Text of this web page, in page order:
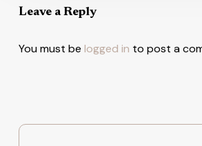
Leave a Reply
You must be logged in to post a